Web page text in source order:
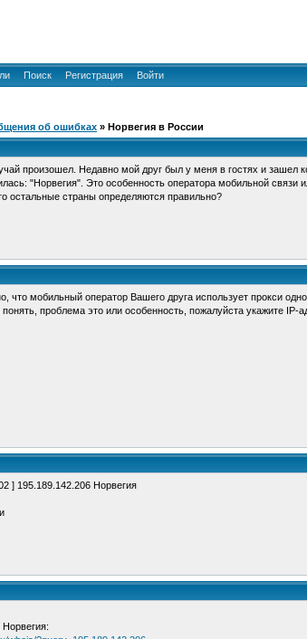
Поиск Регистрация Войти
об ошибках » Норвегия в России
произошел. Недавно мой друг был у меня в гостях и зашел
"Норвегия". Это особенность оператора мобильной связи
остальные страны определяются правильно?
что мобильный оператор Вашего друга использует прокси
понять, проблема это или особенность, пожалуйста укажите IP-
] 195.189.142.206 Норвегия
Норвегия: